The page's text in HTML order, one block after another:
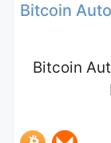
Bitcoin
Bitcoin